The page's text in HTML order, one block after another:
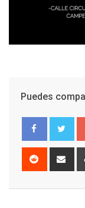
Puedes
Reddit